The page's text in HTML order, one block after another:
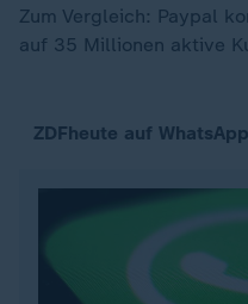
Zum Vergleich: Paypal
auf 35 Millionen aktive
ZDFheute auf WhatsApp